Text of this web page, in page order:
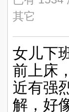
其它
女儿下
前上床
近有强
解，好